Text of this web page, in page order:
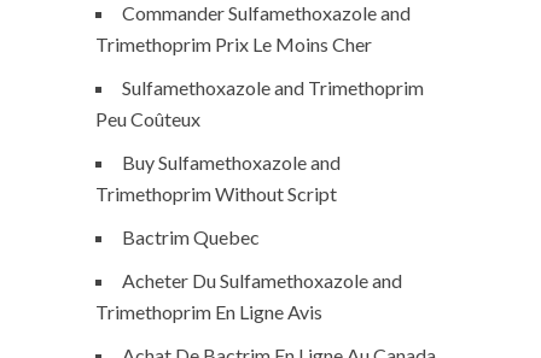
Commander Sulfamethoxazole and
Trimethoprim Prix Le Moins Cher
Sulfamethoxazole and Trimethoprim
Peu Coûteux
Buy Sulfamethoxazole and
Trimethoprim Without Script
Bactrim Quebec
Acheter Du Sulfamethoxazole and
Trimethoprim En Ligne Avis